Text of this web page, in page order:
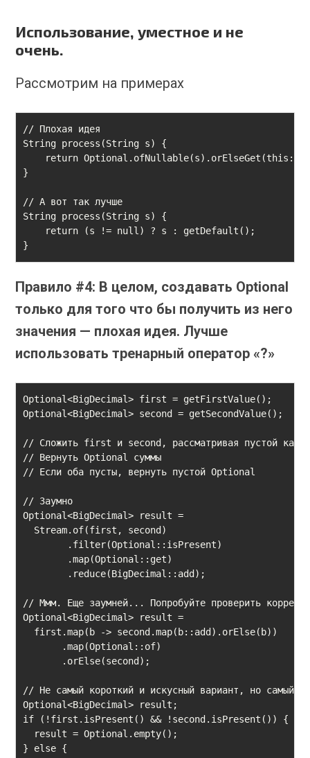
Использование, уместное и не
очень.
Рассмотрим на примерах
// Плохая идея
String process(String s) {
return
}
// А вот так лучше
String process(String s) {
    return (s != null) ? s : getDefault();
}
Правило #4: В целом, создавать Optional
только для того что бы получить из него
значения — плохая идея. Лучше
использовать тренарный оператор «?»
Optional<BigDecimal> first = getFirstValue();
Optional<BigDecimal> second = getSecondValue();
// Сложить first и second, рассматривая пустой как
// Вернуть Optional суммы
// Если оба пусты, вернуть пустой Optional
// Заумно
Optional<BigDecimal> result =
  Stream.of(first, second)
        .filter(Optional::isPresent)
        .map(Optional::get)
        .reduce(BigDecimal::add);
// Ммм. Еще заумней... Попробуйте проверить
Optional<BigDecimal> result =
  first.map(b ‐> second.map(b::add).orElse(b))
       .map(Optional::of)
       .orElse(second);
// Не самый короткий и искусный вариант, но самый
Optional<BigDecimal> result;
if (!first.isPresent() && !second.isPresent()) {
  result = Optional.empty();
} else {